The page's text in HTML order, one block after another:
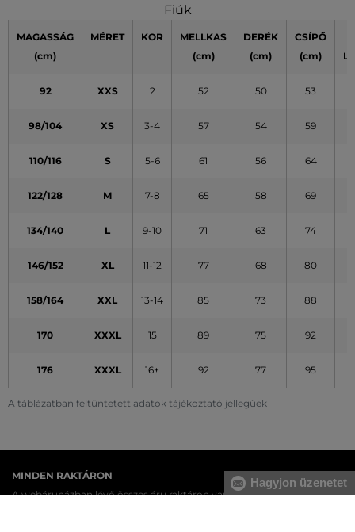
Fiúk
A táblázatban feltüntetett adatok tájékoztató jellegűek
MAGASSÁG
(cm)
MÉRET KOR
MELLKAS
(cm)
DERÉK
(cm)
CSÍPŐ
(cm)
92 XXS 2 52 50 53
98/104 XS 3-4 57 54 59
110/116 S 5-6 61 56 64
122/128 M 7-8 65 58 69
134/140 L 9-10 71 63 74
146/152 XL 11-12 77 68 80
158/164 XXL 13-14 85 73 88
170 XXXL 15 89 75 92
176 XXXL 16+ 92 77 95
MINDEN RAKTÁRON
A webáruházban lévő összes áru raktáron van.
Hagyjon üzenetet